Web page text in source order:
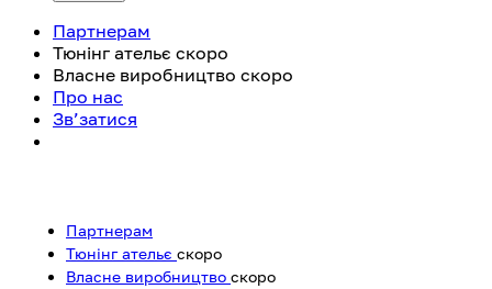
Партнерам
Тюнінг ательє скоро
Власне виробництво скоро
Про нас
Зв’затися
Партнерам
Тюнінг ательє скоро
Власне виробництво скоро